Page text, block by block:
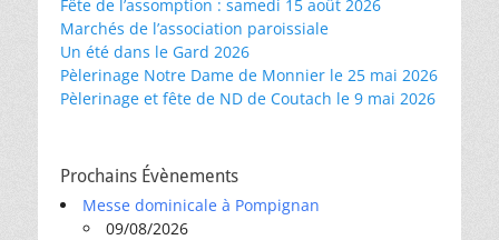
Fête de l’assomption : samedi 15 août 2026
Marchés de l’association paroissiale
Un été dans le Gard 2026
Pèlerinage Notre Dame de Monnier le 25 mai 2026
Pèlerinage et fête de ND de Coutach le 9 mai 2026
Prochains Évènements
Messe dominicale à Pompignan
09/08/2026